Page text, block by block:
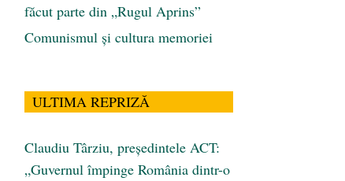
făcut parte din „Rugul Aprins”
Comunismul şi cultura memoriei
ULTIMA REPRIZĂ
Claudiu Târziu, președintele ACT:
„Guvernul împinge România dintr-o